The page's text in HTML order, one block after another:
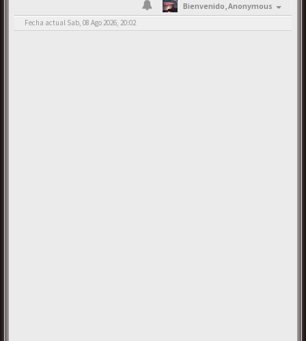
Bienvenido,Anonymous
Fecha actual Sab, 08 Ago 2026, 20:02